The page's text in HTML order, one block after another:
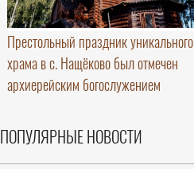
Престольный праздник уникального
храма в с. Нащёково был отмечен
архиерейским богослужением
ПОПУЛЯРНЫЕ НОВОСТИ